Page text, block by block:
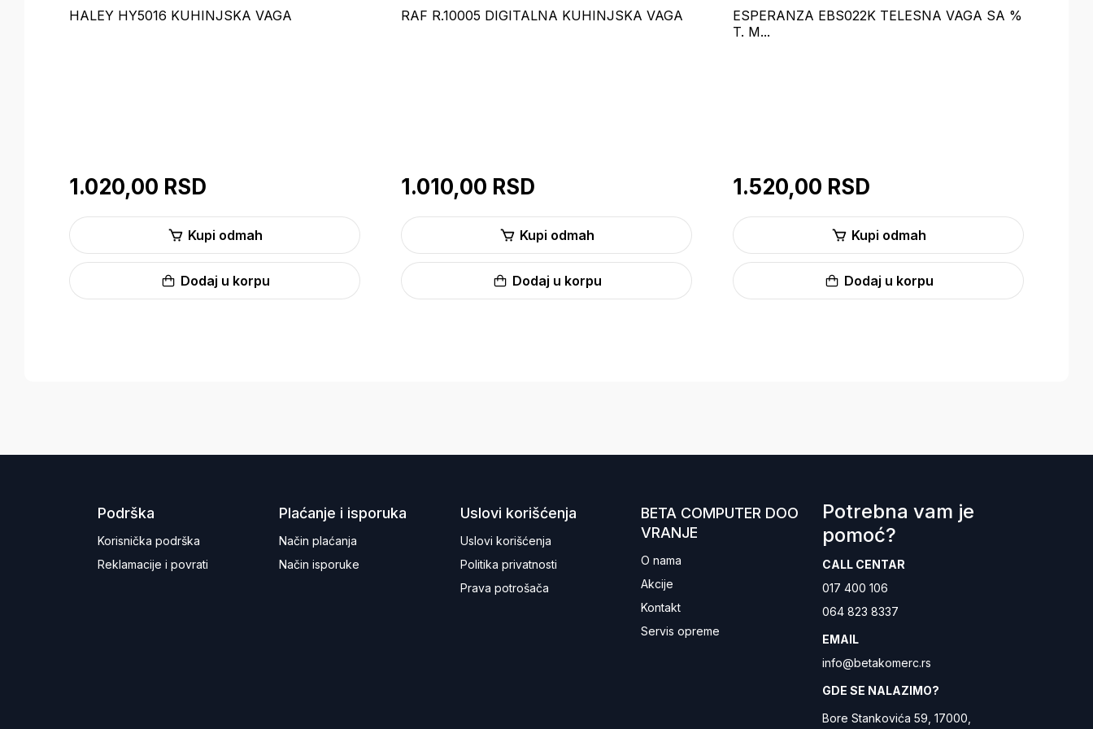
HALEY HY5016 KUHINJSKA VAGA
1.020,00 RSD
Kupi odmah
Dodaj u korpu
RAF R.10005 DIGITALNA KUHINJSKA VAGA
1.010,00 RSD
Kupi odmah
Dodaj u korpu
ESPERANZA EBS022K TELESNA VAGA SA %
T. M...
1.520,00 RSD
Kupi odmah
Dodaj u korpu
Podrška
Korisnička podrška
Reklamacije i povrati
Plaćanje i isporuka
Način plaćanja
Način isporuke
Uslovi korišćenja
Uslovi korišćenja
Politika privatnosti
Prava potrošača
BETA COMPUTER DOO
VRANJE
O nama
Akcije
Kontakt
Servis opreme
Potrebna vam je
pomoć?
CALL CENTAR
017 400 106
064 823 8337
EMAIL
info@betakomerc.rs
GDE SE NALAZIMO?
Bore Stankovića 59, 17000,